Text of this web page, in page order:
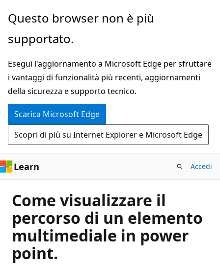
Ignora
passa
contenuto
principale
Questo browser non è più
supportato.
Esegui l'aggiornamento a Microsoft Edge per sfruttare
i vantaggi di funzionalità più recenti, aggiornamenti
della sicurezza e supporto tecnico.
Scarica Microsoft Edge
Scopri di più su Internet Explorer e Microsoft Edge
Learn Accedi
Come visualizzare il
percorso di un elemento
multimediale in power
point.